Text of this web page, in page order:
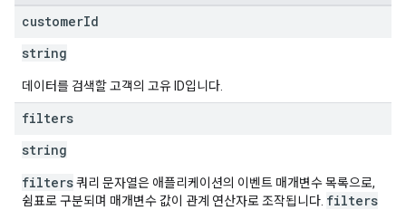
customerId
string
데이터를 검색할 고객의 고유 ID입니다.
filters
string
filters쿼리 문자열은 애플리케이션의 이벤트 매개변수 목록으로,
쉼표로 구분되며 매개변수 값이 관계 연산자로 조작됩니다. filters